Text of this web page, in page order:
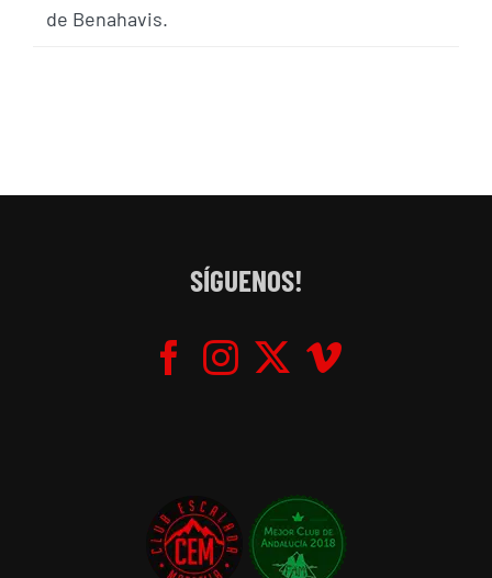
de Benahavis.
SÍGUENOS!